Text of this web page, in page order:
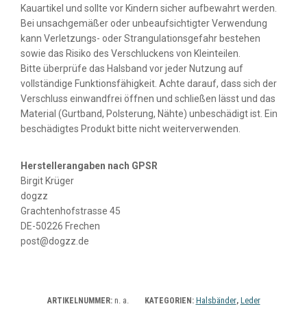
Kauartikel und sollte vor Kindern sicher aufbewahrt werden.
Bei unsachgemäßer oder unbeaufsichtigter Verwendung
kann Verletzungs- oder Strangulationsgefahr bestehen
sowie das Risiko des Verschluckens von Kleinteilen.
Bitte überprüfe das Halsband vor jeder Nutzung auf
vollständige Funktionsfähigkeit. Achte darauf, dass sich der
Verschluss einwandfrei öffnen und schließen lässt und das
Material (Gurtband, Polsterung, Nähte) unbeschädigt ist. Ein
beschädigtes Produkt bitte nicht weiterverwenden.
Herstellerangaben nach GPSR
Birgit Krüger
dogzz
Grachtenhofstrasse 45
DE-50226 Frechen
post@dogzz.de
ARTIKELNUMMER: n. a. KATEGORIEN: Halsbänder, Leder